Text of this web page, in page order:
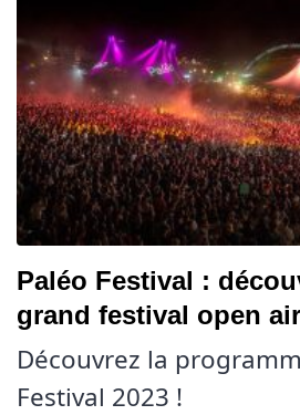
Paléo Festival :
grand festival open
Découvrez la
Festival 2023 !